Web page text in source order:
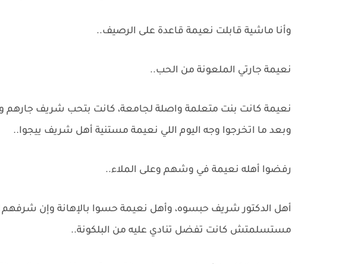
وأنا ماشية قابلت نعيمة قاعدة على الرصيف..
نعيمة جارتي الملعونة من الحب..
نعيمة كانت بنت متعلمة واصلة لجامعة، كانت بتحب شريف جارهم
وبعد ما اتخرجوا وجه اليوم اللي نعيمة مستنية أهل شريف ييجوا..
رفضوا أهله نعيمة في وشهم وعلى الملاء..
أهل الدكتور شريف حبسوه، وأهل نعيمة حسوا بالإهانة وإن شرفهم
مستسلمتش كانت تفضل تنادي عليه من البلكونة..